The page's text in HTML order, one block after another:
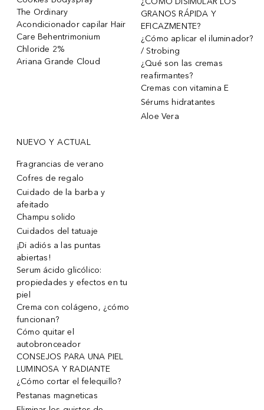
The Ordinary
Acondicionador capilar Hair
Care Behentrimonium
Chloride 2%
Ariana Grande Cloud
GRANOS RÁPIDA Y
EFICAZMENTE?
¿Cómo aplicar el iluminador?
/ Strobing
¿Qué son las cremas
reafirmantes?
Cremas con vitamina E
Sérums hidratantes
Aloe Vera
NUEVO Y ACTUAL
Fragrancias de verano
Cofres de regalo
Cuidado de la barba y
afeitado
Champu solido
Cuidados del tatuaje
¡Di adiós a las puntas
abiertas!
Serum ácido glicólico:
propiedades y efectos en tu
piel
Crema con colágeno, ¿cómo
funcionan?
Cómo quitar el
autobronceador
CONSEJOS PARA UNA PIEL
LUMINOSA Y RADIANTE
¿Cómo cortar el felequillo?
Pestanas magneticas